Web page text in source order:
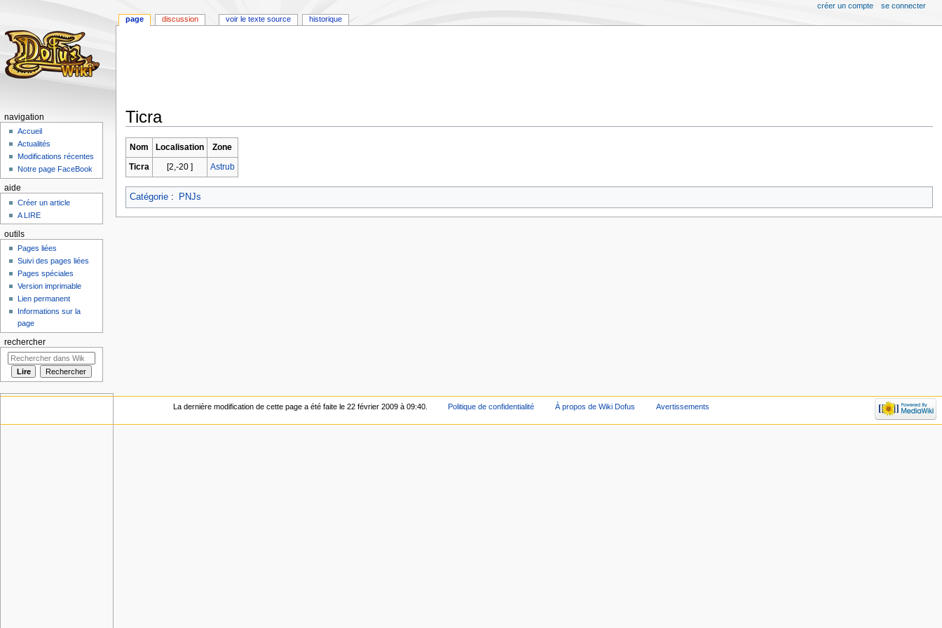
Ticra
Aller
à
la
Aller
à
la
Nom Localisation
Zone
Ticra
[2,-20 ] Astrub
Catégorie: PNJs
page discussion voir le texte source historique
créer un compte se connecter
navigation
Accueil
Actualités
Modifications récentes
Notre page FaceBook
aide
Créer un article
A LIRE
outils
Pages liées
Suivi des pages liées
Pages spéciales
Version imprimable
Lien permanent
Informations sur la
page
rechercher
La dernière modification de cette page a été faite le 22 février 2009 à 09:40. Politique de confidentialité À propos de Wiki Dofus Avertissements